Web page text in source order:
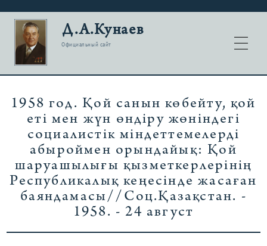
Д.А.Кунаев
Официальный сайт
1958 год. Қой санын көбейту, қой
еті мен жүн өндіру жөніндегі
социалистік міндеттемелерді
абыроймен орындайық: Қой
шаруашылығы қызметкерлерінің
Республикалық кеңесінде жасаған
баяндамасы//Соц.Қазақстан. -
1958. - 24 август